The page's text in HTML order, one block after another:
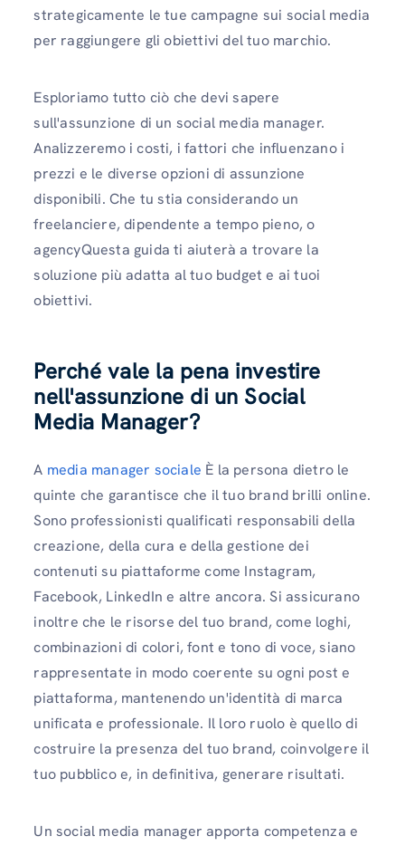
strategicamente le tue campagne sui social media
per raggiungere gli obiettivi del tuo marchio.
Esploriamo tutto ciò che devi sapere
sull'assunzione di un social media manager.
Analizzeremo i costi, i fattori che influenzano i
prezzi e le diverse opzioni di assunzione
disponibili. Che tu stia considerando un
freelanciere, dipendente a tempo pieno, o
agencyQuesta guida ti aiuterà a trovare la
soluzione più adatta al tuo budget e ai tuoi
obiettivi.
Perché vale la pena investire
nell'assunzione di un Social
Media Manager?
A media manager sociale È la persona dietro le
quinte che garantisce che il tuo brand brilli online.
Sono professionisti qualificati responsabili della
creazione, della cura e della gestione dei
contenuti su piattaforme come Instagram,
Facebook, LinkedIn e altre ancora. Si assicurano
inoltre che le risorse del tuo brand, come loghi,
combinazioni di colori, font e tono di voce, siano
rappresentate in modo coerente su ogni post e
piattaforma, mantenendo un'identità di marca
unificata e professionale. Il loro ruolo è quello di
costruire la presenza del tuo brand, coinvolgere il
tuo pubblico e, in definitiva, generare risultati.
Un social media manager apporta competenza e